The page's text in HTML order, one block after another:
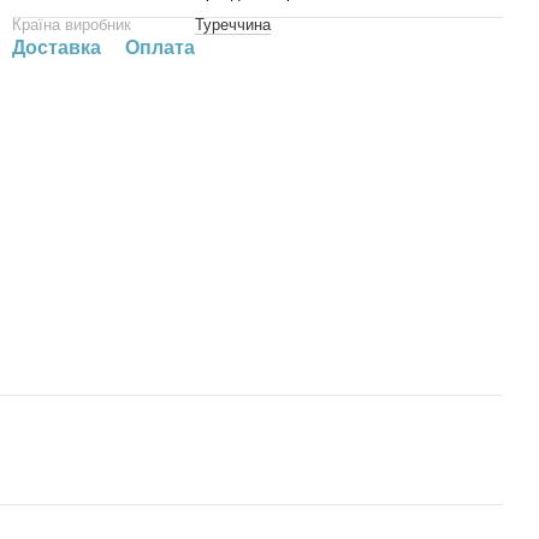
Країна виробник
Туреччина
Доставка Оплата